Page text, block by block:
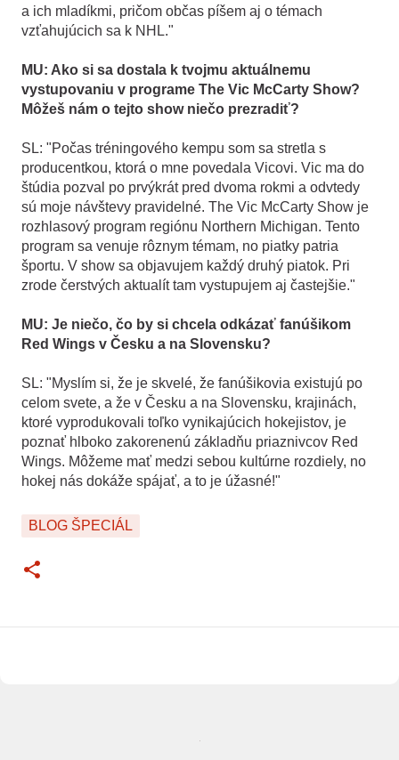
a ich mladíkmi, pričom občas píšem aj o témach
vzťahujúcich sa k NHL."
MU: Ako si sa dostala k tvojmu aktuálnemu
vystupovaniu v programe The Vic McCarty Show?
Môžeš nám o tejto show niečo prezradiť?
SL: "Počas tréningového kempu som sa stretla s
producentkou, ktorá o mne povedala Vicovi. Vic ma do
štúdia pozval po prvýkrát pred dvoma rokmi a odvtedy
sú moje návštevy pravidelné. The Vic McCarty Show je
rozhlasový program regiónu Northern Michigan. Tento
program sa venuje rôznym témam, no piatky patria
športu. V show sa objavujem každý druhý piatok. Pri
zrode čerstvých aktualít tam vystupujem aj častejšie."
MU: Je niečo, čo by si chcela odkázať fanúšikom
Red Wings v Česku a na Slovensku?
SL: "Myslím si, že je skvelé, že fanúšikovia existujú po
celom svete, a že v Česku a na Slovensku, krajinách,
ktoré vyprodukovali toľko vynikajúcich hokejistov, je
poznať hlboko zakorenenú základňu priaznivcov Red
Wings. Môžeme mať medzi sebou kultúrne rozdiely, no
hokej nás dokáže spájať, a to je úžasné!"
BLOG ŠPECIÁL